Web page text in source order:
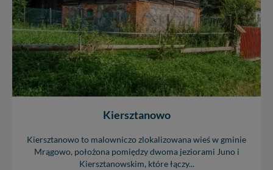
Kiersztanowo
Kiersztanowo to malowniczo zlokalizowana wieś w gminie
Mrągowo, położona pomiędzy dwoma jeziorami Juno i
Kiersztanowskim, które łączy...